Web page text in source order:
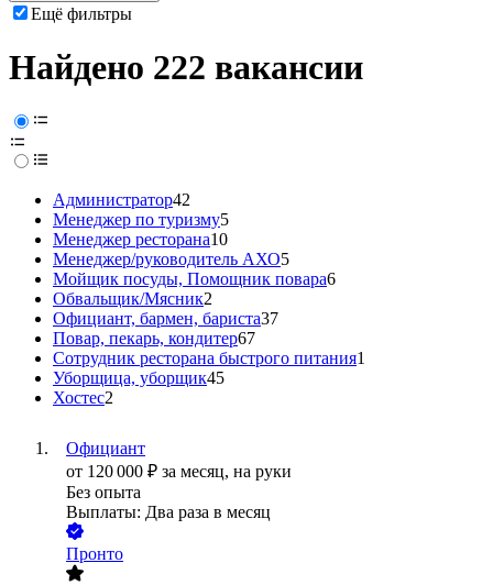
Ещё фильтры
Найдено 222 вакансии
Администратор42
Менеджер по туризму5
Менеджер ресторана10
Менеджер/руководитель АХО5
Мойщик посуды, Помощник повара6
Обвальщик/Мясник2
Официант, бармен, бариста37
Повар, пекарь, кондитер67
Сотрудник ресторана быстрого питания1
Уборщица, уборщик45
Хостес2
Официант
от 120 000 ₽ за месяц, на руки
Без опыта
Выплаты: Два раза в месяц
Пронто